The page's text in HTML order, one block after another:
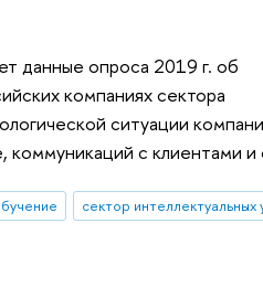
данные опроса 2019 г. об
компаниях сектора
ситуации
с клиентами и
сектор интеллектуальных